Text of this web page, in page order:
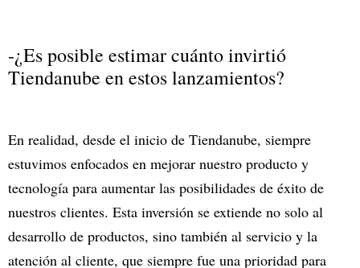
-¿Es posible estimar cuánto invirtió
Tiendanube en estos lanzamientos?
En realidad, desde el inicio de Tiendanube, siempre
estuvimos enfocados en mejorar nuestro producto y
tecnología para aumentar las posibilidades de éxito de
nuestros clientes. Esta inversión se extiende no solo al
desarrollo de productos, sino también al servicio y la
atención al cliente, que siempre fue una prioridad para